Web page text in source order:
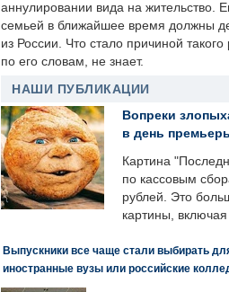
аннулировании вида на жительство.
семьей в ближайшее время должны
из России. Что стало причиной
по его словам, не знает.
НАШИ ПУБЛИКАЦИИ
Вопреки
в день
Картина
по кассовым
рублей. Это
картины,
Выпускники все чаще стали выбирать
иностранные вузы или российские